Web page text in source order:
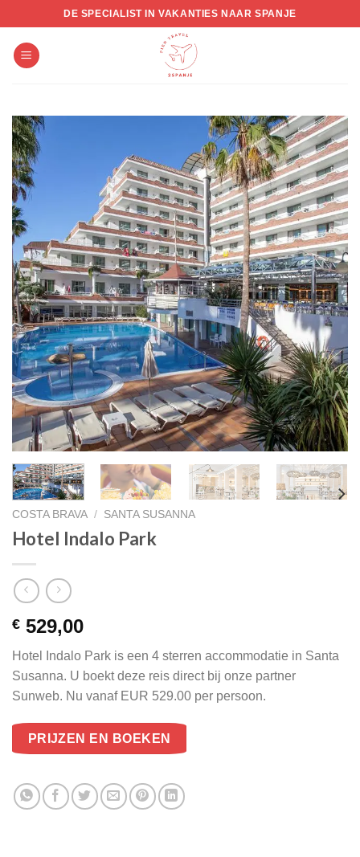
to
content
DE SPECIALIST IN VAKANTIES NAAR SPANJE
COSTA BRAVA / SANTA SUSANNA
Hotel Indalo Park
€ 529,00
Hotel Indalo Park is een 4 sterren accommodatie in Santa
Susanna. U boekt deze reis direct bij onze partner
Sunweb. Nu vanaf EUR 529.00 per persoon.
PRIJZEN EN BOEKEN